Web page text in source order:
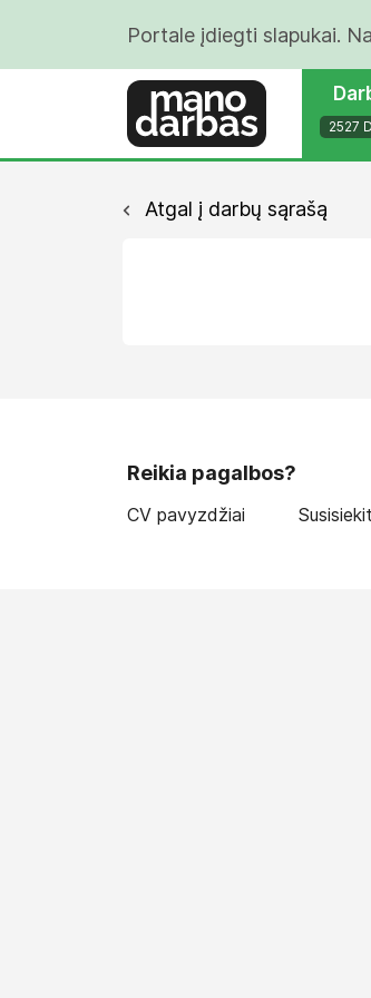
Portale įdiegti slapukai.
2527
Atgal į darbų sąrašą
Reikia pagalbos?
CV pavyzdžiai